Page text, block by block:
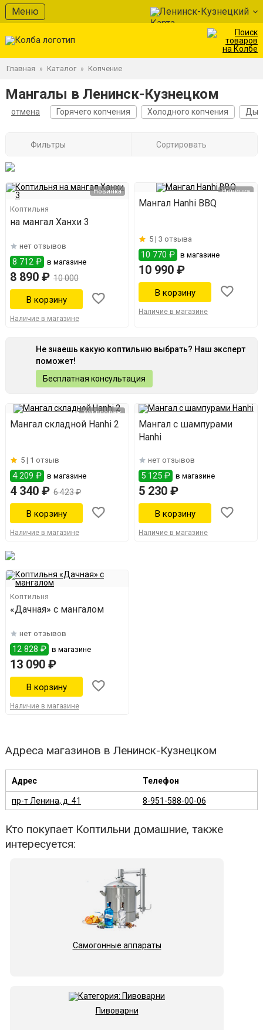
Меню Ленинск-Кузнецкий
Главная » Каталог » Копчение
Мангалы в Ленинск-Кузнецком
отмена Горячего копчения Холодного копчения
Фильтры Сортировать
Новинка
Коптильня
на мангал Ханхи 3
нет отзывов
8 712 ₽ в магазине
8 890 ₽ 10 000
Наличие в магазине
Новинка
Мангал Hanhi BBQ
5 |3 отзыва
10 770 ₽ в магазине
10 990 ₽
Наличие в магазине
Не знаешь какую коптильню выбрать? Наш эксперт
поможет!
Бесплатная консультация
Хит продаж
Мангал складной Hanhi 2
5 | 1 отзыв
4 209 ₽ в магазине
4 340 ₽ 6 423 ₽
Наличие в магазине
Мангал с шампурами
Hanhi
нет отзывов
5 125 ₽ в магазине
5 230 ₽
Наличие в магазине
Коптильня
«Дачная» с мангалом
нет отзывов
12 828 ₽ в магазине
13 090 ₽
Наличие в магазине
Адреса магазинов в Ленинск-Кузнецком
Адрес Телефон
пр-т Ленина, д. 41 8-951-588-00-06
Кто покупает Коптильни домашние, также
интересуется:
Самогонные аппараты
Пивоварни